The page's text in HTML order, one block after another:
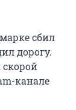
сбил
дорогу.
канале